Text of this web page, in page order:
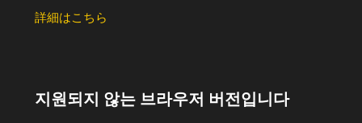
詳細はこちら
지원되지 않는 브라우저 버전입니다